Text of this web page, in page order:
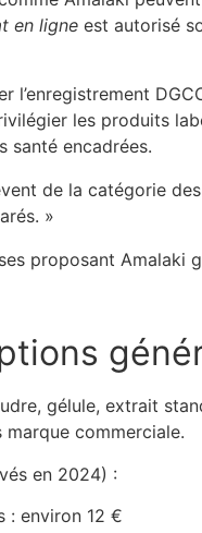
en ligne est autorisé
les produits
santé encadrées.
de la catégorie
»
proposant
gélule, extrait
commerciale.
en 2024) :
: environ 12 €